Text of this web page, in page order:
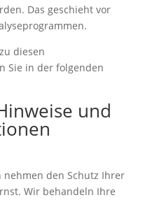
Das geschieht vor
diesen
Sie in der folgenden
und
nehmen den Schutz Ihrer
Wir behandeln Ihre